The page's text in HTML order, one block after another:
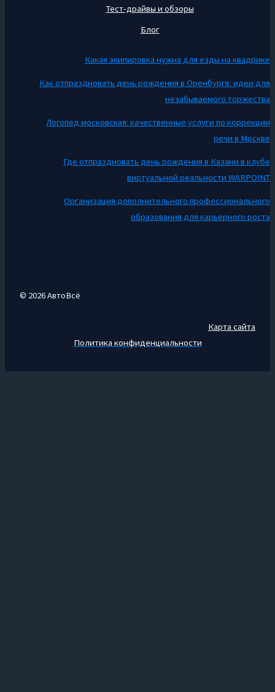
Тест-драйвы и обзоры
Блог
Какая экипировка нужна для езды на квадрике
Как отпраздновать день рождения в Оренбурге: идеи для
незабываемого торжества
Логопед московская: качественные услуги по коррекции
речи в Москве
Где отпраздновать день рождения в Казани в клубе
виртуальной реальности WARPOINT
Организация дополнительного профессионального
образования для карьерного роста
© 2026 АвтоВсё
Карта сайта
Политика конфиденциальности